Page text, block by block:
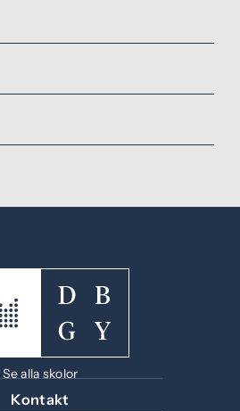
Se alla skolor
Kontakt